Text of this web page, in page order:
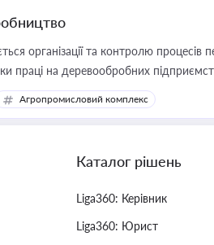
організації та контролю
праці на деревообробних
Агропромисловий комплекс
Каталог рішень
Liga360: Керівник
Liga360: Юрист